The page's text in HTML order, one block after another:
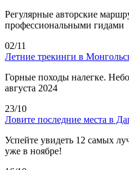
Регулярные авторские
профессиональными гидами
02/11
Летние трекинги в
Горные походы налегке.
августа 2024
23/10
Ловите последние места в
Успейте увидеть 12 самых
уже в ноябре!